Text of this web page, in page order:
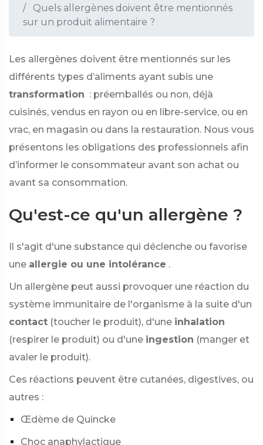
Quels allergènes doivent être mentionnés
sur un produit alimentaire ?
Les allergènes doivent être mentionnés sur les
différents types d’aliments ayant subis une
transformation : préemballés ou non, déjà
cuisinés, vendus en rayon ou en libre-service, ou en
vrac, en magasin ou dans la restauration. Nous vous
présentons les obligations des professionnels afin
d’informer le consommateur avant son achat ou
avant sa consommation.
Qu'est-ce qu'un allergène ?
Il s'agit d'une substance qui déclenche ou favorise
une allergie ou une intolérance .
Un allergène peut aussi provoquer une réaction du
système immunitaire de l'organisme à la suite d'un
contact (toucher le produit), d'une inhalation
(respirer le produit) ou d'une ingestion (manger et
avaler le produit).
Ces réactions peuvent être cutanées, digestives, ou
autres :
Œdème de Quincke
Choc anaphylactique